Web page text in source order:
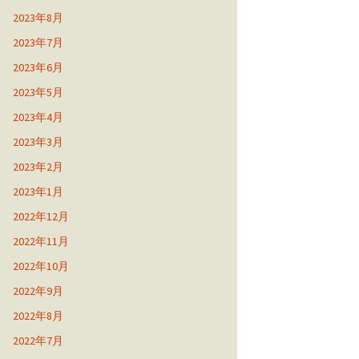
2023年8月
2023年7月
2023年6月
2023年5月
2023年4月
2023年3月
2023年2月
2023年1月
2022年12月
2022年11月
2022年10月
2022年9月
2022年8月
2022年7月